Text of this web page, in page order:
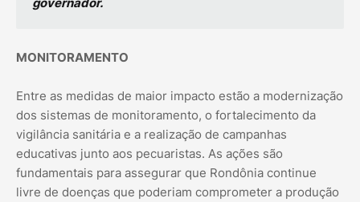
MONITORAMENTO
Entre as medidas de maior impacto estão a modernização
dos sistemas de monitoramento, o fortalecimento da
vigilância sanitária e a realização de campanhas
educativas junto aos pecuaristas. As ações são
fundamentais para assegurar que Rondônia continue
livre de doenças que poderiam comprometer a produção